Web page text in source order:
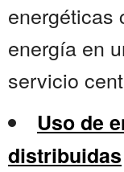
energéticas
energía en
servicio
Uso de
distribuidas